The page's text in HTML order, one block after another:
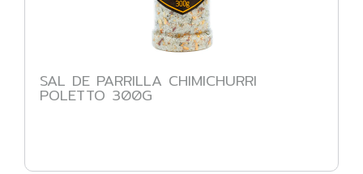
SAL DE PARRILLA CHIMICHURRI
POLETTO 300G